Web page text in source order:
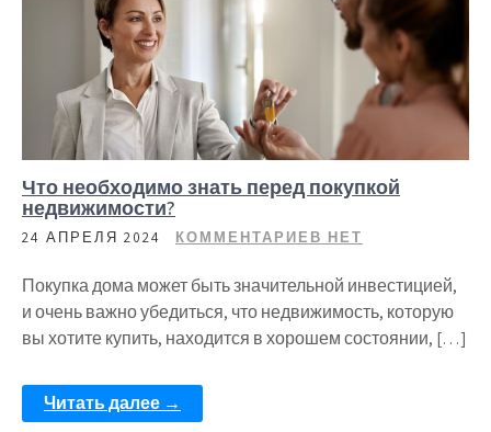
Что необходимо знать перед покупкой
недвижимости?
24 АПРЕЛЯ 2024 КОММЕНТАРИЕВ НЕТ
Покупка дома может быть значительной инвестицией,
и очень важно убедиться, что недвижимость, которую
вы хотите купить, находится в хорошем состоянии, […]
Читать далее →